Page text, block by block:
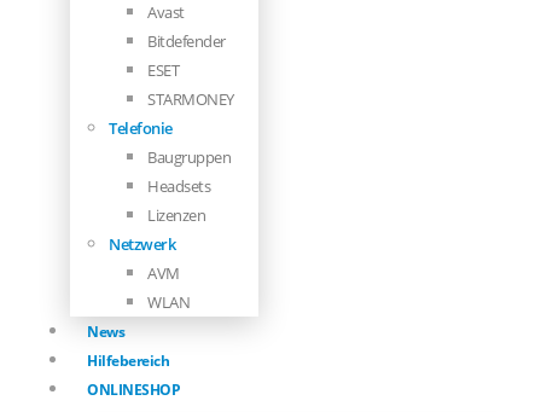
Avast
Bitdefender
ESET
STARMONEY
Telefonie
Baugruppen
Headsets
Lizenzen
Netzwerk
AVM
WLAN
News
Hilfebereich
ONLINESHOP